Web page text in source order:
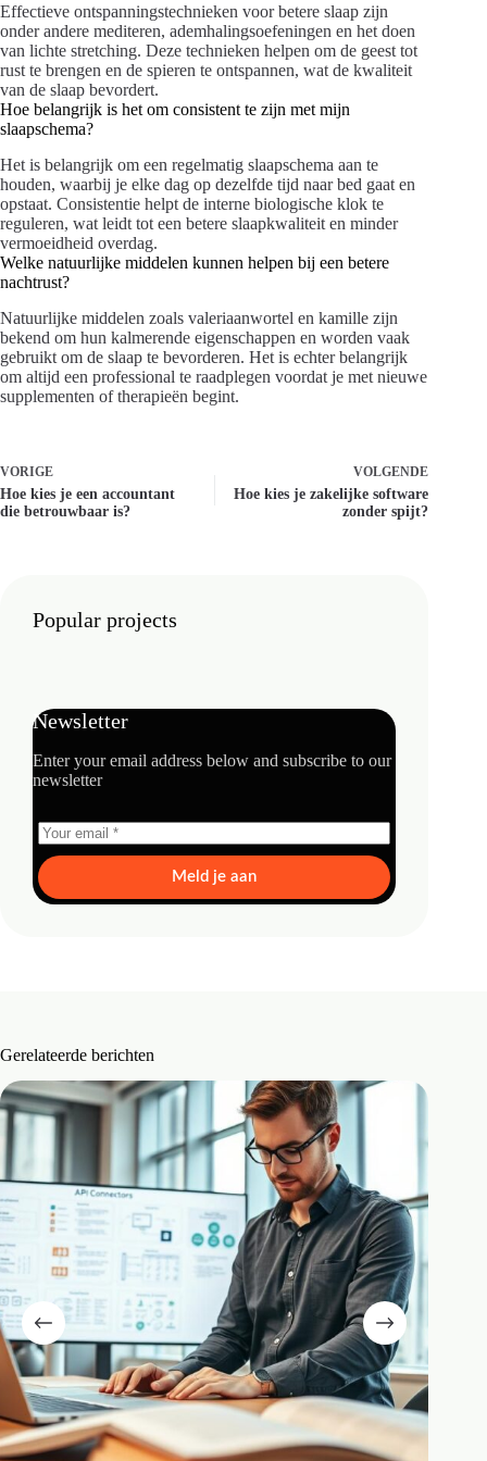
Effectieve ontspanningstechnieken voor betere slaap zijn
onder andere mediteren, ademhalingsoefeningen en het doen
van lichte stretching. Deze technieken helpen om de geest tot
rust te brengen en de spieren te ontspannen, wat de kwaliteit
van de slaap bevordert.
Hoe belangrijk is het om consistent te zijn met mijn
slaapschema?
Het is belangrijk om een regelmatig slaapschema aan te
houden, waarbij je elke dag op dezelfde tijd naar bed gaat en
opstaat. Consistentie helpt de interne biologische klok te
reguleren, wat leidt tot een betere slaapkwaliteit en minder
vermoeidheid overdag.
Welke natuurlijke middelen kunnen helpen bij een betere
nachtrust?
Natuurlijke middelen zoals valeriaanwortel en kamille zijn
bekend om hun kalmerende eigenschappen en worden vaak
gebruikt om de slaap te bevorderen. Het is echter belangrijk
om altijd een professional te raadplegen voordat je met nieuwe
supplementen of therapieën begint.
VORIGE
Hoe kies je een accountant
die betrouwbaar is?
VOLGENDE
Hoe kies je zakelijke software
zonder spijt?
Popular projects
Newsletter
Enter your email address below and subscribe to our
newsletter
Meld je aan
Gerelateerde berichten